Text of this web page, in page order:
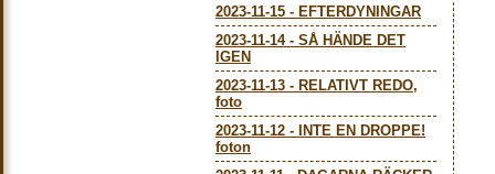
2023-11-15 - EFTERDYNINGAR
2023-11-14- SÅ HÄNDE DET
IGEN
2023-11-13 - RELATIVT REDO,
foto
2023-11-12 -
INTE EN DROPPE!
foton